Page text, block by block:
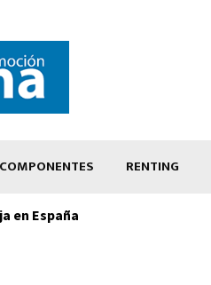
COMPONENTES RENTING
en España